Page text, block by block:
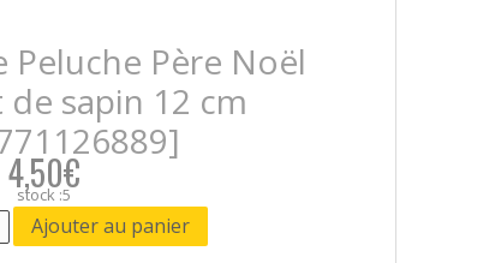
Peluche Père Noël
sapin 12 cm
4,50€
stock :5